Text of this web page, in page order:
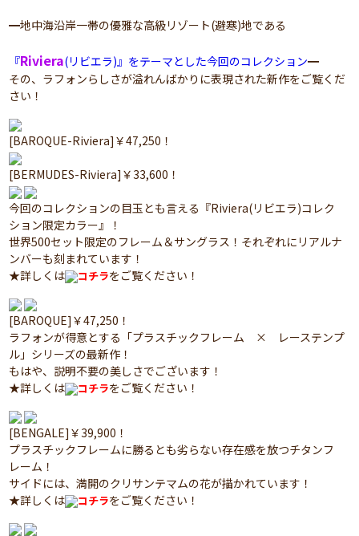
━地中海沿岸一帯の優雅な高級リゾート(避寒)地である
『Riviera(リビエラ)』をテーマとした今回のコレクション━
その、ラフォンらしさが溢れんばかりに表現された新作をご覧くだ
さい！
[BAROQUE-Riviera]￥47,250！
[BERMUDES-Riviera]￥33,600！
今回のコレクションの目玉とも言える『Riviera(リビエラ)コレク
ション限定カラー』！
世界500セット限定のフレーム＆サングラス！それぞれにリアルナ
ンバーも刻まれています！
★詳しくは
コチラをご覧ください！
[BAROQUE]￥47,250！
ラフォンが得意とする「プラスチックフレーム × レーステンプ
ル」シリーズの最新作！
もはや、説明不要の美しさでございます！
★詳しくは
コチラをご覧ください！
[BENGALE]￥39,900！
プラスチックフレームに勝るとも劣らない存在感を放つチタンフ
レーム！
サイドには、満開のクリサンテマムの花が描かれています！
★詳しくは
コチラをご覧ください！